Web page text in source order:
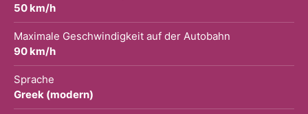
50 km/h
Maximale Geschwindigkeit auf der Autobahn
90 km/h
Sprache
Greek (modern)